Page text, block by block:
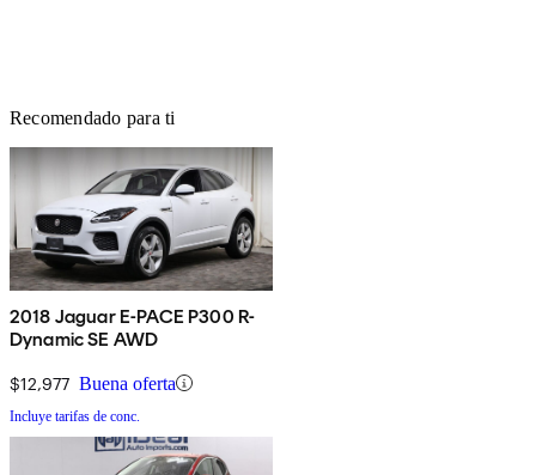
Recomendado para ti
2018 Jaguar E-PACE P300 R-
Dynamic SE AWD
$12,977 Buena oferta
Incluye tarifas de conc.